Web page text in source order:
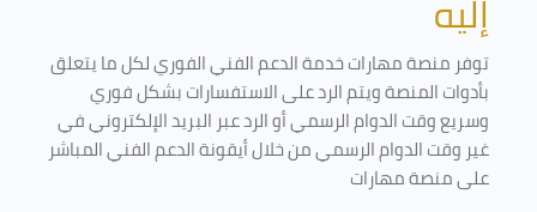
إليه
توفر منصة مهارات خدمة الدعم الفني الفوري لكل ما يتعلق
بأدوات المنصة ويتم الرد على الاستفسارات بشكل فوري
وسريع وقت الدوام الرسمي أو الرد عبر البريد الإلكتروني في
غير وقت الدوام الرسمي من خلال أيقونة الدعم الفني المباشر
على منصة مهارات